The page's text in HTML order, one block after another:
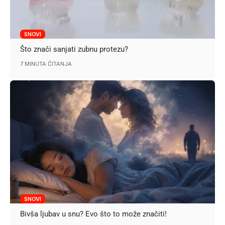
SNOVI
Što znači sanjati zubnu protezu?
7 MINUTA ČITANJA
SNOVI
Bivša ljubav u snu? Evo što to može značiti!